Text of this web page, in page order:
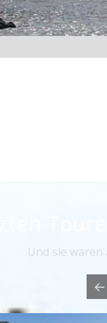
Und sie